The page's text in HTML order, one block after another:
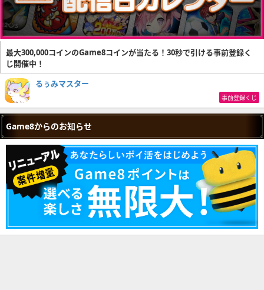
最大300,000コインのGame8コインが当たる！30秒で引ける事前登録く
じ開催中！
るぅみマスター
事前登録くじ
Game8からのお知らせ